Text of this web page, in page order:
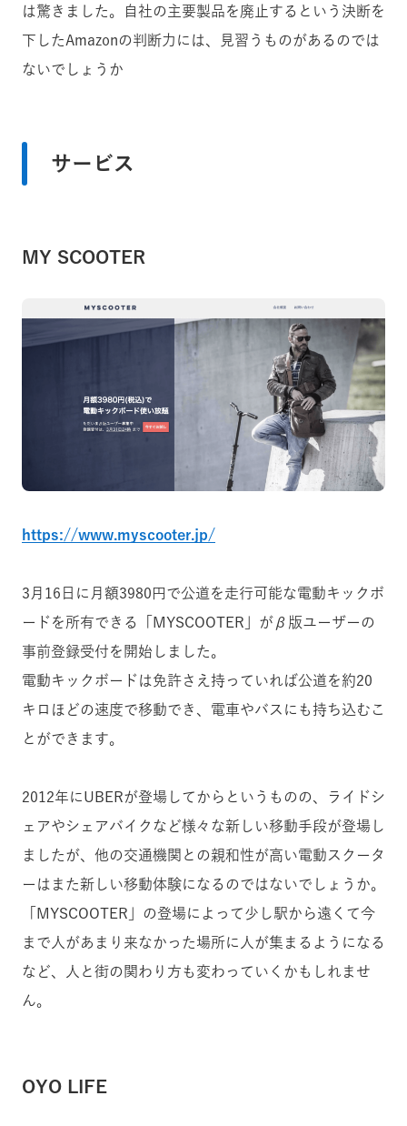
は驚きました。自社の主要製品を廃止するという決断を
下したAmazonの判断力には、見習うものがあるのでは
ないでしょうか
サービス
MY SCOOTER
https://www.myscooter.jp/
3月16日に月額3980円で公道を走行可能な電動キックボ
ードを所有できる「MYSCOOTER」がβ版ユーザーの
事前登録受付を開始しました。
電動キックボードは免許さえ持っていれば公道を約20
キロほどの速度で移動でき、電車やバスにも持ち込むこ
とができます。
2012年にUBERが登場してからというものの、ライドシ
ェアやシェアバイクなど様々な新しい移動手段が登場し
ましたが、他の交通機関との親和性が高い電動スクータ
ーはまた新しい移動体験になるのではないでしょうか。
「MYSCOOTER」の登場によって少し駅から遠くて今
まで人があまり来なかった場所に人が集まるようになる
など、人と街の関わり方も変わっていくかもしれませ
ん。
OYO LIFE